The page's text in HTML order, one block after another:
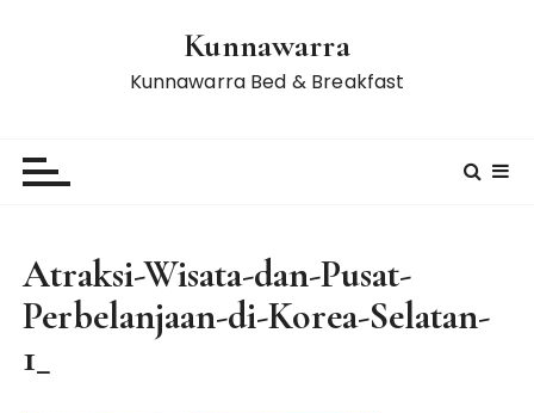
Kunnawarra
Kunnawarra Bed & Breakfast
Atraksi-Wisata-dan-Pusat-
Perbelanjaan-di-Korea-Selatan-
1_